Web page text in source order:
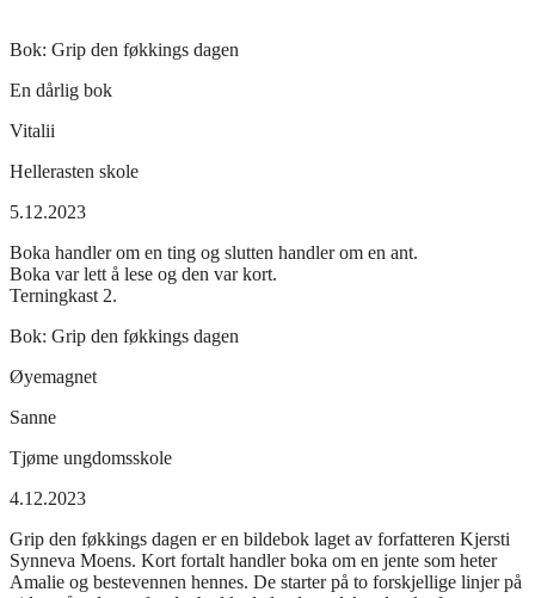
Bok: Grip den føkkings dagen
En dårlig bok
Vitalii
Hellerasten skole
5.12.2023
Boka handler om en ting og slutten handler om en ant.
Boka var lett å lese og den var kort.
Terningkast 2.
Bok: Grip den føkkings dagen
Øyemagnet
Sanne
Tjøme ungdomsskole
4.12.2023
Grip den føkkings dagen er en bildebok laget av forfatteren Kjersti
Synneva Moens. Kort fortalt handler boka om en jente som heter
Amalie og bestevennen hennes. De starter på to forskjellige linjer på